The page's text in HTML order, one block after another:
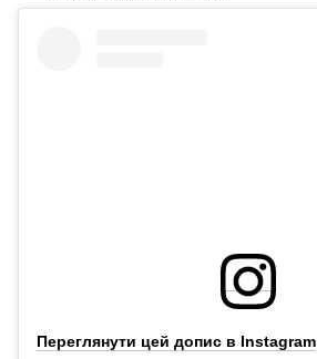
Переглянути цей допис в Instagram